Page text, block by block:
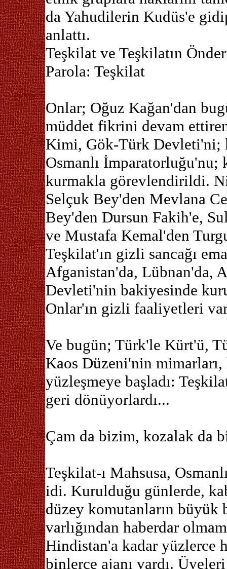
da Yahudilerin Kudüs'e
anlattı.
Teşkilat ve Teşkilatın
Parola: Teşkilat
Onlar; Oğuz Kağan'dan
müddet fikrini devam
Kimi, Gök-Türk
Osmanlı
kurmakla görevlendirildi.
Selçuk Bey'den Mevlana
Bey'den Dursun Fakih'e,
ve Mustafa Kemal'den
Teşkilat'ın gizli sancağı
Afganistan'da, Lübnan'da,
Devleti'nin bakiyesinde
Onlar'ın gizli faaliyetleri
Ve bugün; Türk'le Kürt'ü,
Kaos Düzeni'nin
yüzleşmeye başladı:
geri dönüyorlardı...
Çam da bizim, kozalak da
Teşkilat-ı Mahsusa,
idi. Kurulduğu günlerde,
düzey komutanların büyük
varlığından haberdar
Hindistan'a kadar yüzlerce
binlerce ajanı vardı.